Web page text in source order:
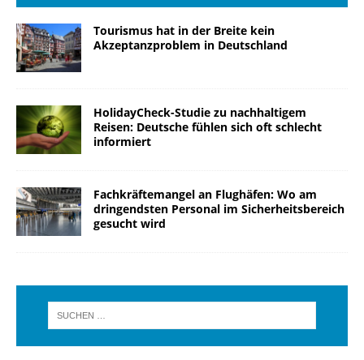
Tourismus hat in der Breite kein
Akzeptanzproblem in Deutschland
HolidayCheck-Studie zu nachhaltigem
Reisen: Deutsche fühlen sich oft schlecht
informiert
Fachkräftemangel an Flughäfen: Wo am
dringendsten Personal im Sicherheitsbereich
gesucht wird